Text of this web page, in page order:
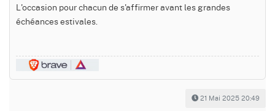
L'occasion pour chacun de s'affirmer avant les grandes
échéances estivales.
21 Mai 2025 20:49